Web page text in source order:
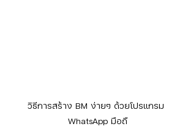
วิธีการสร้าง BM ง่ายๆ ด้วยโปรแกรม
WhatsApp มือถื